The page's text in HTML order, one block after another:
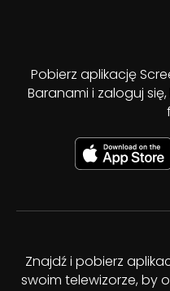
Pobierz aplikację
Baranami i zaloguj
Znajdź i pobierz
swoim telewizorze, by